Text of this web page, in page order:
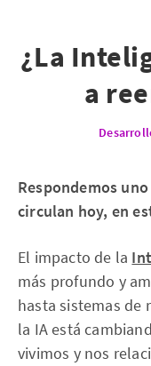
¿La
a
Respondemos
circulan hoy, en
El impacto de la
más profundo y
hasta sistemas de
la IA está
vivimos y nos